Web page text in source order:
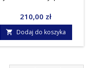
Cena
210,00 zł
 Dodaj do koszyka